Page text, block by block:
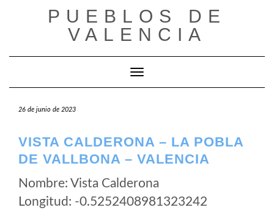
PUEBLOS DE
VALENCIA
Cambiar modo de navegación
26 de junio de 2023
VISTA CALDERONA – LA POBLA
DE VALLBONA – VALENCIA
Nombre: Vista Calderona
Longitud: -0.5252408981323242